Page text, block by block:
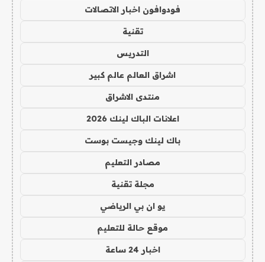
فودوافون اخبار الاتصالات
تقنية
التدريس
اشراق العالم عالم كبير
منتدى الاشراق
اعلانات الباك لينك 2026
باك لينك وجيست بوست
مصادر التعليم
مجلة تقنية
يو ان بي الرياضي
موقع حالة للتعليم
اخبار 24 ساعة